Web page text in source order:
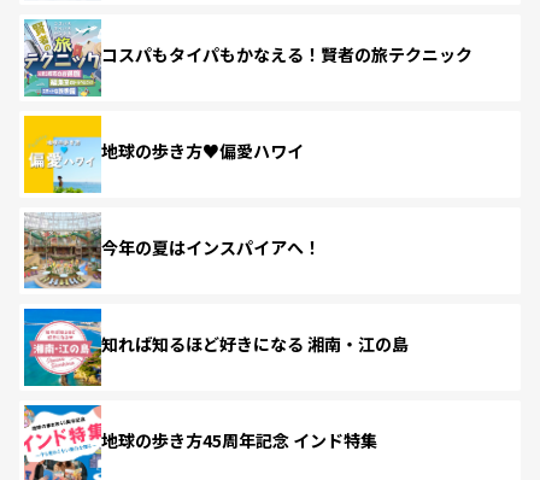
コスパもタイパもかなえる！賢者の旅テクニック
地球の歩き方♥偏愛ハワイ
今年の夏はインスパイアへ！
知れば知るほど好きになる 湘南・江の島
地球の歩き方45周年記念 インド特集